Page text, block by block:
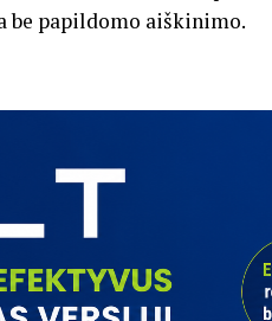
be papildomo aiškinimo.